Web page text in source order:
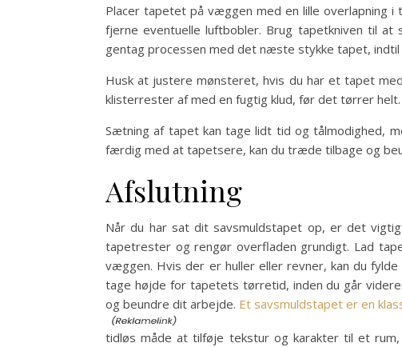
Placer tapetet på væggen med en lille overlapning
fjerne eventuelle luftbobler. Brug tapetkniven til
gentag processen med det næste stykke tapet,
Husk at justere mønsteret, hvis du har et tapet
klisterrester af med en fugtig klud, før det tørrer helt.
Sætning af tapet kan tage lidt tid og tålmodighed,
færdig med at tapetsere, kan du træde tilbage og
Afslutning
Når du har sat dit savsmuldstapet op, er det
tapetrester og rengør overfladen grundigt. Lad
væggen. Hvis der er huller eller revner, kan du
tage højde for tapetets tørretid, inden du går
og beundre dit arbejde. Et savsmuldstapet er en
tidløs måde at tilføje tekstur og karakter til et